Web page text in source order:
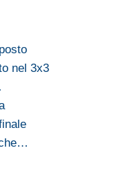
nel 3x3